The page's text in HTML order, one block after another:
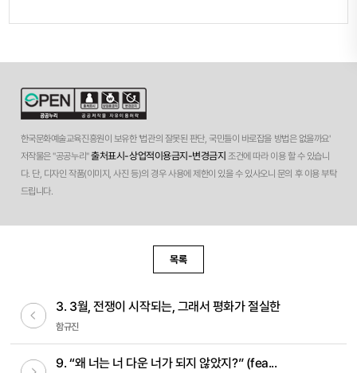
한국문화예술교육진흥원이 보유한 '법관의 잘못된 판단, 국민들이 바로잡을 방법은 없을까요'
저작물은 "공공누리"출처표시-상업적이용금지-변경금지 조건에 따라 이용 할 수 있습니
다. 단, 디자인 작품(이미지, 사진 등)의 경우 사용에 제한이 있을 수 있사오니 문의 후 이용 부탁
드립니다.
목록
이전글
3. 3월, 전쟁이 시작되는, 그래서 평화가 절실한
함규진
다음글9. “왜 너는 너 다운 너가 되지 않았지?” (fea...